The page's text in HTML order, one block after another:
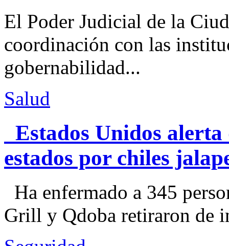
El Poder Judicial de la
coordinación con las
gobernabilidad...
Salud
Estados Unidos alerta
estados por chiles
Ha enfermado a 345
Grill y Qdoba retiraron de